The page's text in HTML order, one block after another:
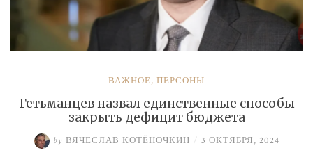
ВАЖНОЕ, ПЕРСОНЫ
Гетьманцев назвал единственные способы
закрыть дефицит бюджета
by ВЯЧЕСЛАВ КОТЁНОЧКИН / 3 ОКТЯБРЯ, 2024